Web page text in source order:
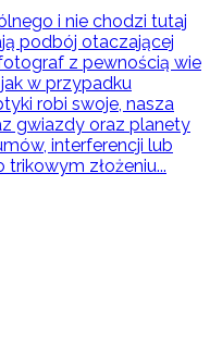
i nie chodzi tutaj
podbój otaczającej
z pewnością wie
w przypadku
robi swoje, nasza
gwiazdy oraz planety
interferencji lub
złożeniu...